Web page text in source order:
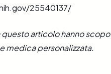
25540137/
articolo hanno
medica personalizzata.